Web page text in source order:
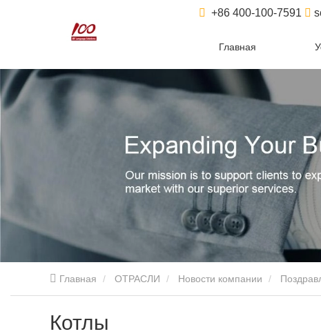
+86 400-100-7591
Главная
Главная ОТРАСЛИ Новости компании
Котлы